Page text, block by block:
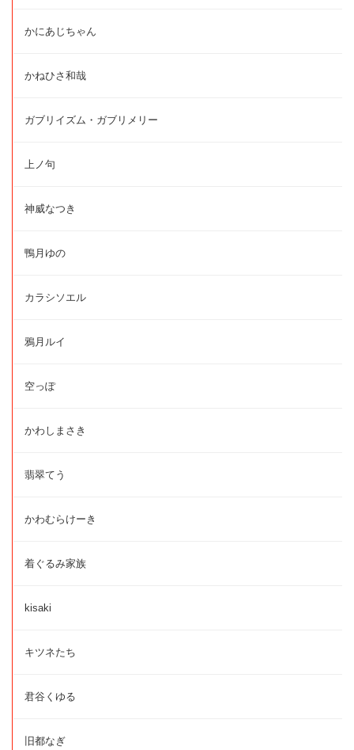
かにあじちゃん
かねひさ和哉
ガブリイズム・ガブリメリー
上ノ句
神威なつき
鴨月ゆの
カラシソエル
鴉月ルイ
空っぽ
かわしまさき
翡翠てう
かわむらけーき
着ぐるみ家族
kisaki
キツネたち
君谷くゆる
旧都なぎ